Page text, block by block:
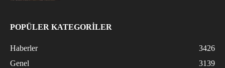
POPÜLER KATEGORİLER
Haberler
3426
Genel
3139